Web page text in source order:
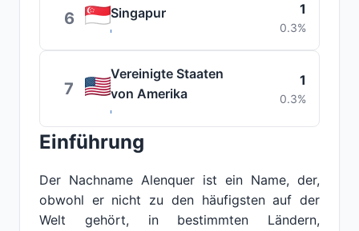
6 Singapur 1
0.3%
7
Vereinigte Staaten
von Amerika
1
0.3%
Einführung
Der Nachname Alenquer ist ein Name, der,
obwohl er nicht zu den häufigsten auf der
Welt gehört, in bestimmten Ländern,